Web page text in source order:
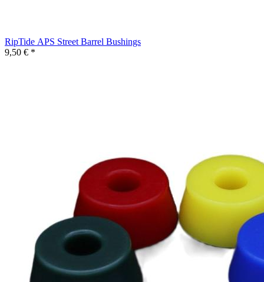
RipTide APS Street Barrel Bushings
9,50 € *